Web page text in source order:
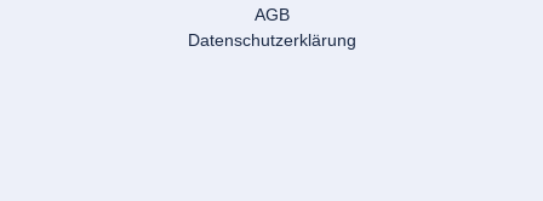
AGB
Datenschutzerklärung